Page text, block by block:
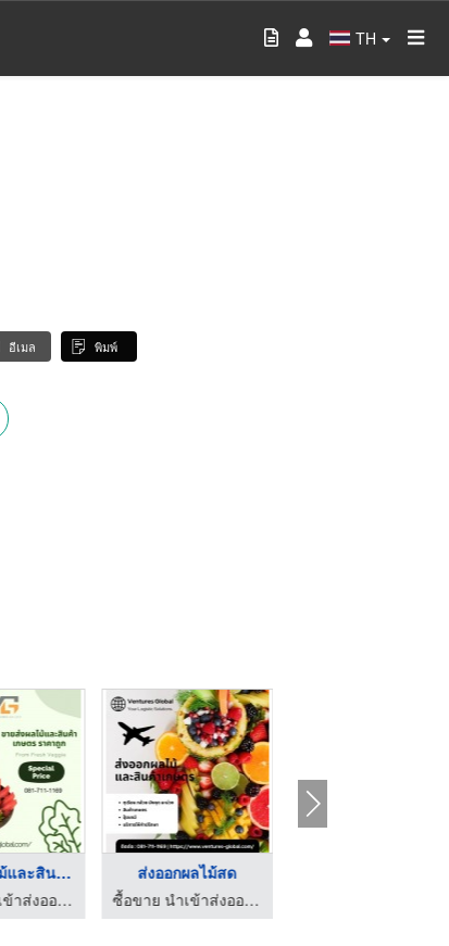
TH
อีเมล พิมพ์
ขายส่งผลไม้และสินค้า ...
ซื้อขาย นำเข้าส่งออก สินค้าเกษตร และเคมีภัณฑ์ด้านการเกษตร
ส่งออกผลไม้สด
ซื้อขาย นำเข้าส่งออก สินค้าเกษตร และเคมีภัณฑ์ด้านการเกษตร